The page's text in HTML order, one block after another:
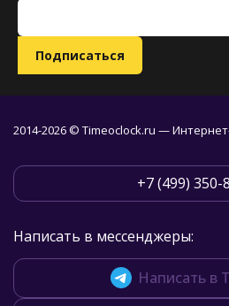
2014-2026 © Timeoclock.ru —
+7 (499) 350-
Написать в мессенджеры:
Написать в